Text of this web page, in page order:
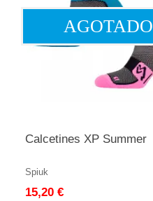
AGOTADO
Calcetines XP Summer
Spiuk
15,20 €